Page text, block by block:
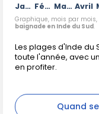
Janvier Février Mars Avril
Graphique, mois par
baignade en Inde du Sud.
Les plages d'Inde du
toute l'année, avec
en profiter.
Quand